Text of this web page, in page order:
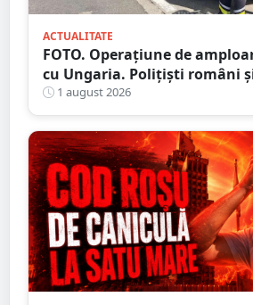
ACTUALITATE
FOTO. Operațiune de
cu Ungaria. Polițiști români
verificat sute de persoane
1 august 2026